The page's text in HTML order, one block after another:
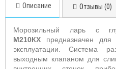
Описание Отзывы (0)
Морозильный ларь с
М210КХ предназначен
эксплуатации. Система
выходным клапаном для